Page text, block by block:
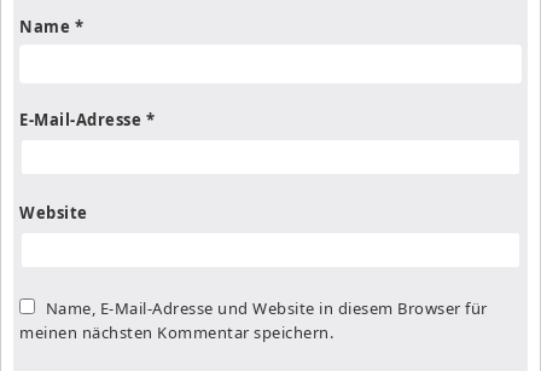
Name *
E-Mail-Adresse *
Website
Name, E-Mail-Adresse und Website in diesem Browser für
meinen nächsten Kommentar speichern.